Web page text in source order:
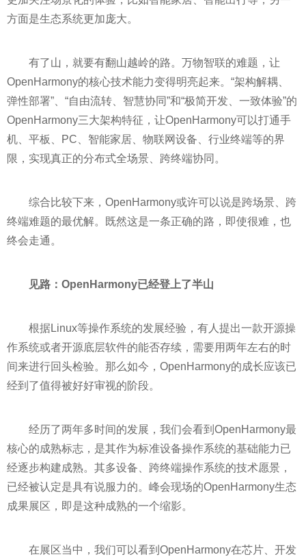
方面是生态系统更加庞大。
有了山，就要有翻山越岭的路。万物智联的难题，让
OpenHarmony的核心技术能力变得明亮起来。“架构解耦、
弹性部署”、“自由流转、智慧协同”和“极简开发、一致体验”的
OpenHarmony三大架构特征，让OpenHarmony可以打通手
机、平板、PC、智能家居、物联网设备、行业终端等的界
限，实现真正的分布式全场景、跨终端协同。
综合比较下来，OpenHarmony或许可以说是跨场景、跨
终端难题的最优解。既然这是一条正确的路，即使很难，也
终会走通。
见路：OpenHarmony已经登上了半山
根据Linux等操作系统的发展经验，有人提出一款开源操
作系统或者开源底层软件的能否存续，需要用两年左右的时
间来进行回头检验。那么如今，OpenHarmony的成长应该已
经到了值得被好好审视的阶段。
经历了两年多时间的发展，我们会看到OpenHarmony最
核心的成熟标志，是其作为标准设备操作系统的基础能力已
经逐步构建成熟。其多设备、跨终端操作系统的技术愿景，
已经被认定是具有说服力的。峰会现场的OpenHarmony生态
成果展区，即是这种成熟的一个缩影。
在展区当中，我们可以看到OpenHarmony在芯片、开发